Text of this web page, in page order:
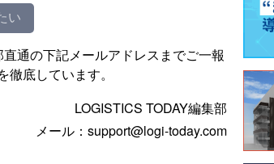
い
通の下記メールアドレスまでご一報
底しています。
LOGISTICS TODAY編集部
メール：support@logi-today.com